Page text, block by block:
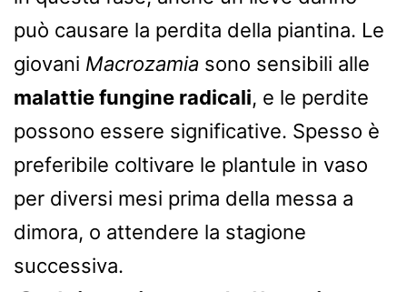
può causare la perdita della piantina. Le
giovani Macrozamia sono sensibili alle
malattie fungine radicali, e le perdite
possono essere significative. Spesso è
preferibile coltivare le plantule in vaso
per diversi mesi prima della messa a
dimora, o attendere la stagione
successiva.